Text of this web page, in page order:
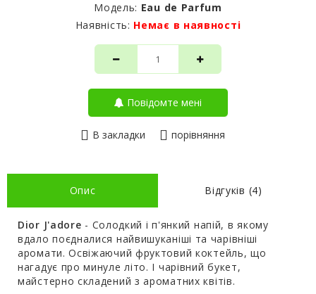
Модель: Eau de Parfum
Наявність: Немає в наявності
Повідомте мені
В закладки порівняння
Опис Відгуків (4)
Dior J'adore - Солодкий і п'янкий напій, в якому
вдало поєдналися найвишуканіші та чарівніші
аромати. Освіжаючий фруктовий коктейль, що
нагадує про минуле літо. І чарівний букет,
майстерно складений з ароматних квітів.